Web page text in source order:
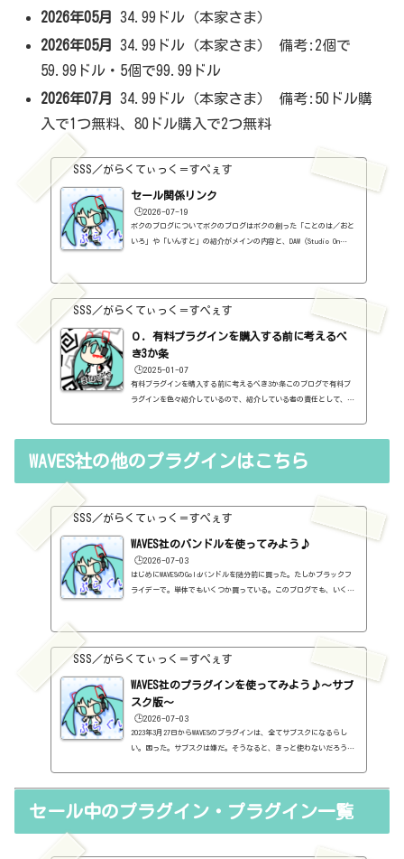
2026年05月
34.99ドル（本家さま）
2026年05月
34.99ドル（本家さま） 備考:2個で
59.99ドル・5個で99.99ドル
2026年07月
34.99ドル（本家さま） 備考:50ドル購
入で1つ無料、80ドル購入で2つ無料
SSS／がらくてぃっく＝すぺぇす
セール関係リンク
🕒️2026-07-19
ボクのブログについてボクのブログはボクの創った「ことのは／おと
いろ」や「いんすと」の紹介がメインの内容と、DAW（Studio On
録はしていますし、セールしているプラグインはブログの最初の方に
表示するように（編集したら、自動的に最初の方に表示されてるだけ
ですが・・...
SSS／がらくてぃっく＝すぺぇす
０．有料プラグインを購入する前に考えるべ
き3か条
🕒️2025-01-07
有料プラグインを購入する前に考えるべき3か条このブログで有料プ
ラグインを色々紹介しているので、紹介している者の責任として、有
ンの中には、なぜ、これが無料なんだろう？と驚くような性能のもの
もの...
WAVES社の他のプラグインはこちら
SSS／がらくてぃっく＝すぺぇす
WAVES社のバンドルを使ってみよう♪
🕒️2026-07-03
はじめにWAVESのGoldバンドルを随分前に買った。たしかブラックフ
ライデーで。単体でもいくつか買っている。このブログでも、いくつ
買った。まったくわからないまま。で、結論から言えば、ずっと使っ
ているものもあれば、全然使っていないものもあるのだけど、たしか
に...
SSS／がらくてぃっく＝すぺぇす
WAVES社のプラグインを使ってみよう♪～サブ
スク版～
🕒️2026-07-03
2023年3月27日からWAVESのプラグインは、全てサブスクになるらし
い。困った。サブスクは嫌だ。そうなると、きっと使わないだろうと
（追記）2日後にまさかの一本化を止めるという通知。販売も行われ
ab%e3%82%92%...
セール中のプラグイン・プラグイン一覧